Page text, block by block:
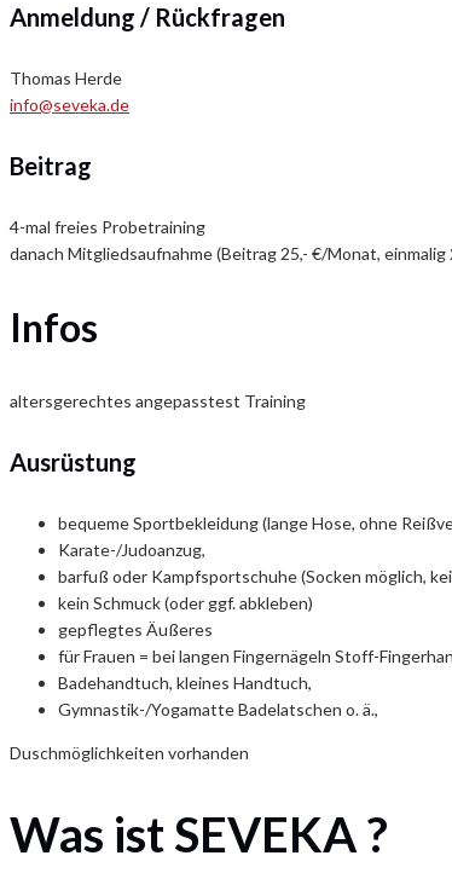
Anmeldung / Rückfragen
Thomas Herde
info@seveka.de
Beitrag
4-mal freies Probetraining
danach Mitgliedsaufnahme (Beitrag 25,- €/Monat, einmalig
Infos
altersgerechtes angepasstest Training
Ausrüstung
bequeme Sportbekleidung (lange Hose, ohne
Karate-/Judoanzug,
barfuß oder Kampfsportschuhe (Socken möglich,
kein Schmuck (oder ggf. abkleben)
gepflegtes Äußeres
für Frauen = bei langen Fingernägeln Stoff-
Badehandtuch, kleines Handtuch,
Gymnastik-/Yogamatte Badelatschen o. ä.,
Duschmöglichkeiten vorhanden
Was ist SEVEKA ?